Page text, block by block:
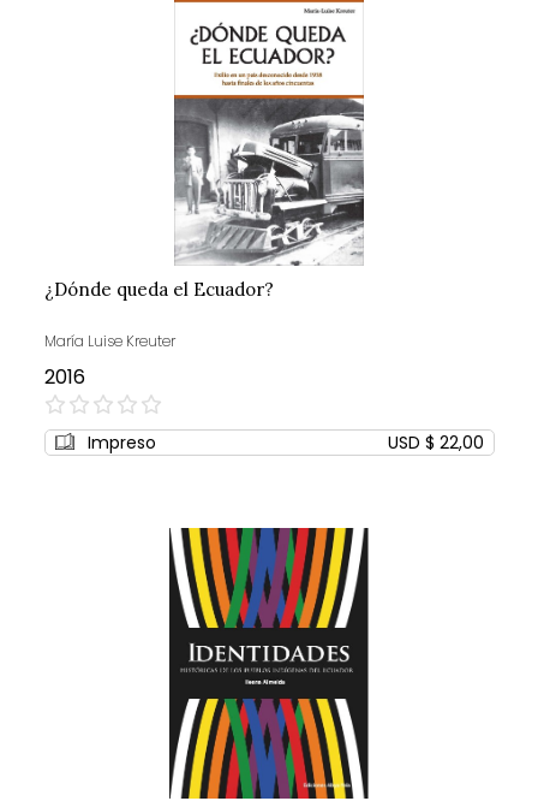
¿Dónde queda el Ecuador?
María Luise Kreuter
2016
0%
Impreso USD $ 22,00